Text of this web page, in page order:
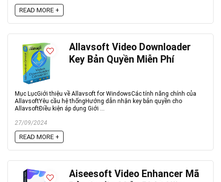
READ MORE +
Allavsoft Video Downloader
Key Bản Quyền Miễn Phí
Mục LụcGiới thiệu về Allavsoft for WindowsCác tính năng chính của
AllavsoftYêu cầu hệ thốngHướng dẫn nhận key bản quyền cho
AllavsoftĐiều kiện áp dụng Giới ...
27/09/2024
READ MORE +
Aiseesoft Video Enhancer Mã